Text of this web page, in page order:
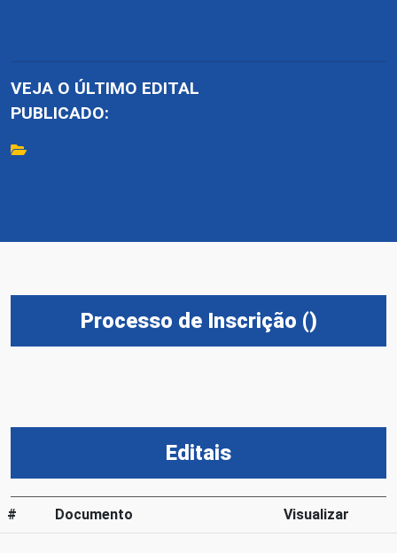
VEJA O ÚLTIMO EDITAL
PUBLICADO:
Processo de Inscrição ()
Editais
# Documento Visualizar